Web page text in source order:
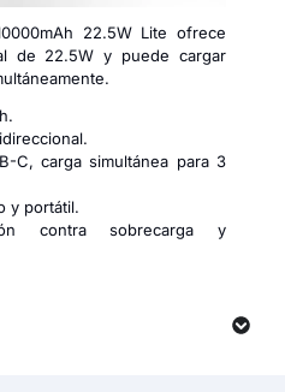
22.5W Lite ofrece
de 22.5W y puede cargar
C, carga simultánea para 3
y portátil.
contra sobrecarga y